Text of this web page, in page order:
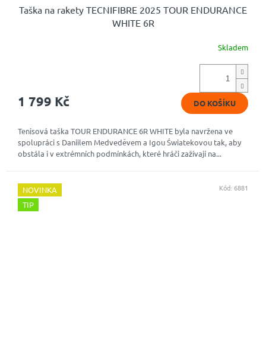
Taška na rakety TECNIFIBRE 2025 TOUR ENDURANCE
WHITE 6R
Skladem
1 799 Kč DO KOŠÍKU
Tenisová taška TOUR ENDURANCE 6R WHITE byla navržena ve
spolupráci s Daniilem Medveděvem a Igou Światekovou tak, aby
obstála i v extrémních podmínkách, které hráči zažívají na...
NOVINKA
TIP
Kód: 6881